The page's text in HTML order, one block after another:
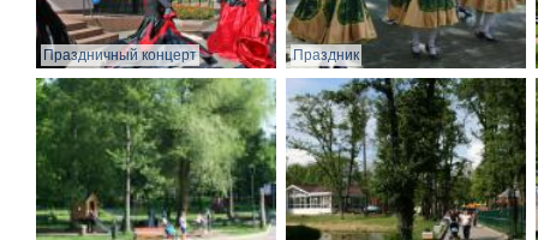
Праздничный концерт Праздник